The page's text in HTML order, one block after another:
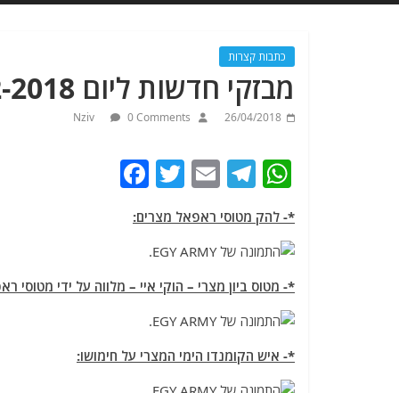
כתבות קצרות
מבזקי חדשות ליום 6-2-2018.מתעדכן.
26/04/2018
Nziv 0 Comments
W
at
s
A
p
p
T
e
g
ra
m
E
m
ai
l
T
itt
er
b
o
k
*- להק מטוסי ראפאל מצרים:
*- מטוס ביון מצרי – הוקי איי – מלווה על ידי מטוסי
*- איש הקומנדו הימי המצרי על חימושו: